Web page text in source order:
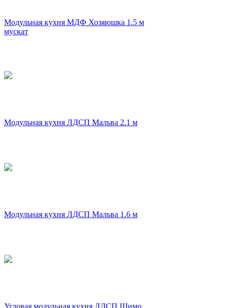
Модульная кухня МДФ Хозяюшка 1.5 м
мускат
Модульная кухня ЛДСП Мальва 2.1 м
Модульная кухня ЛДСП Мальва 1.6 м
Угловая модульная кухня ЛДСП Шимо